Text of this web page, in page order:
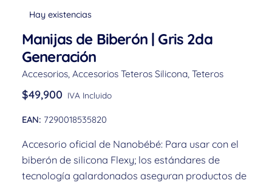
Hay existencias
Manijas de Biberón | Gris 2da
Generación
Accesorios, Accesorios Teteros Silicona, Teteros
$49,900 IVA Incluido
EAN: 7290018535820
Accesorio oficial de Nanobébé: Para usar con el
biberón de silicona Flexy; los estándares de
tecnología galardonados aseguran productos de